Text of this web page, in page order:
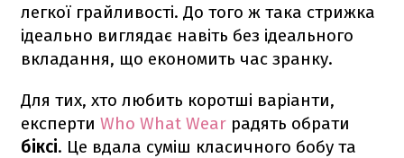
легкої грайливості. До того ж така стрижка
ідеально виглядає навіть без ідеального
вкладання, що економить час зранку.
Для тих, хто любить коротші варіанти,
експерти Who What Wear радять обрати
біксі. Це вдала суміш класичного бобу та